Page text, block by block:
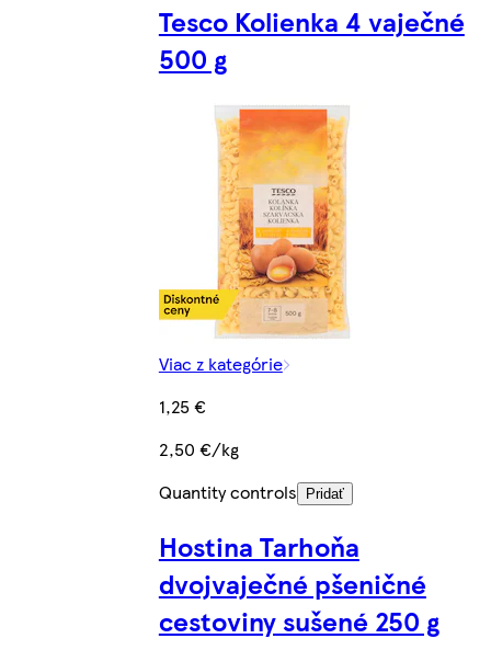
Tesco Kolienka 4 vaječné
500 g
Viac z kategórie
1,25 €
2,50 €/kg
Quantity controls
Pridať
Hostina Tarhoňa
dvojvaječné pšeničné
cestoviny sušené 250 g